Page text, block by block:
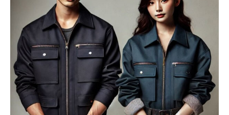
Giới Thiệu Đồng Phục Bảo Hộ BH17
Mẫu BH17 được phát triển chuyên biệt cho những công
việc đòi hỏi cường độ cao, môi trường khắc nghiệt.
Thiết kế liền thân giúp che chắn toàn diện, hạn chế rủi
ro tiếp xúc với bụi bẩn, dầu mỡ và các tác nhân gây